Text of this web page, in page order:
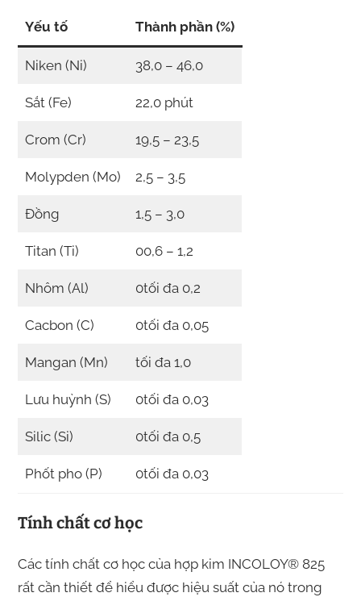
Yếu tố Thành phần (%)
Niken (Ni) 38,0 – 46,0
Sắt (Fe) 22,0 phút
Crom (Cr) 19,5 – 23,5
Molypden (Mo) 2,5 – 3,5
Đồng 1,5 – 3,0
Titan (Ti) 00,6 – 1,2
Nhôm (Al) 0tối đa 0,2
Cacbon (C) 0tối đa 0,05
Mangan (Mn) tối đa 1,0
Lưu huỳnh (S) 0tối đa 0,03
Silic (Si) 0tối đa 0,5
Phốt pho (P) 0tối đa 0,03
Tính chất cơ học
Các tính chất cơ học của hợp kim INCOLOY® 825
rất cần thiết để hiểu được hiệu suất của nó trong